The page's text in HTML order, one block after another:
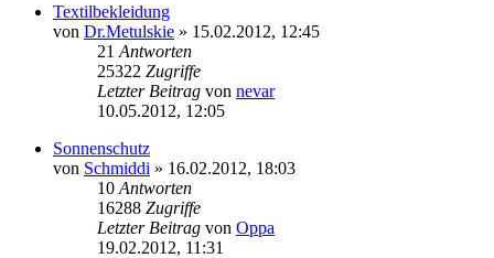
Textilbekleidung
von Dr.Metulskie » 15.02.2012, 12:45
21 Antworten
25322 Zugriffe
Letzter Beitrag von nevar
10.05.2012, 12:05
Sonnenschutz
von Schmiddi » 16.02.2012, 18:03
10 Antworten
16288 Zugriffe
Letzter Beitrag von Oppa
19.02.2012, 11:31